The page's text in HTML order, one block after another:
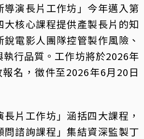
導演長片工作坊」今年邁入第
大核心課程提供產製長片的知
電影人團隊控管製作風險、
行品質。工作坊將於2026年
名，徵件至2026年6月20日
片工作坊」涵括四大課程，
問諮詢課程」集結資深監製丁